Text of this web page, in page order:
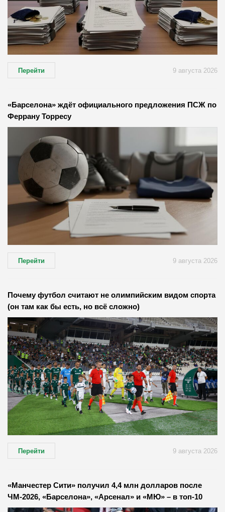
Перейти 9 августа 2026
«Барселона» ждёт официального предложения ПСЖ по
Феррану Торресу
Перейти 9 августа 2026
Почему футбол считают не олимпийским видом спорта
(он там как бы есть, но всё сложно)
Перейти 9 августа 2026
«Манчестер Сити» получил 4,4 млн долларов после
ЧМ-2026, «Барселона», «Арсенал» и «МЮ» – в топ-10